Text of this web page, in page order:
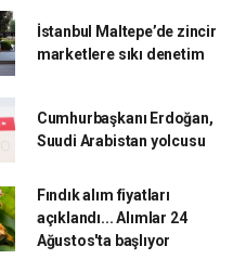
İstanbul Maltepe’de zincir
marketlere sıkı denetim
Cumhurbaşkanı Erdoğan,
Suudi Arabistan yolcusu
Fındık alım fiyatları
açıklandı... Alımlar 24
Ağustos'ta başlıyor